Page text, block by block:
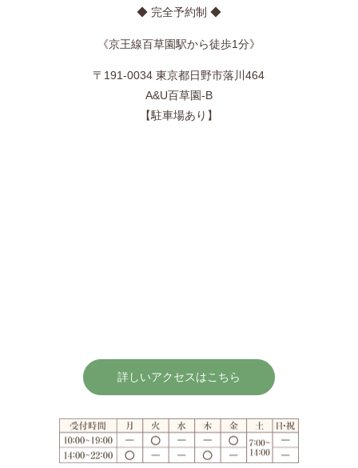
◆ 完全予約制 ◆
《京王線百草園駅から徒歩1分》
〒191-0034 東京都日野市落川464
A&U百草園-B
【駐車場あり】
詳しいアクセスはこちら